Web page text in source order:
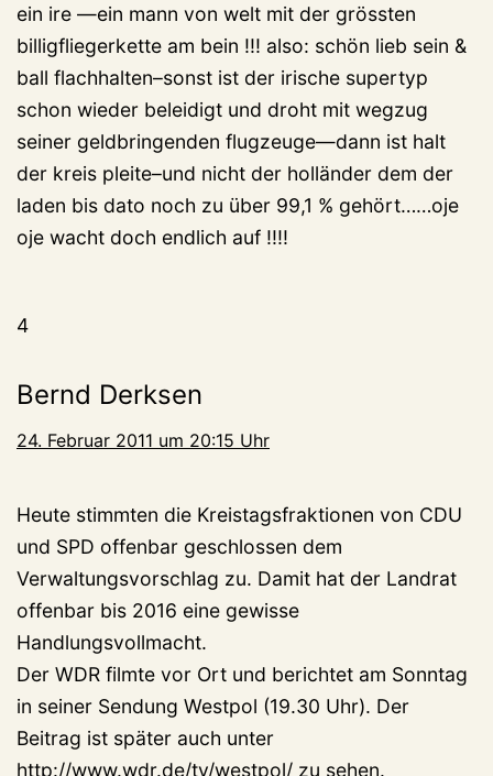
ein ire —ein mann von welt mit der grössten
billigfliegerkette am bein !!! also: schön lieb sein &
ball flachhalten–sonst ist der irische supertyp
schon wieder beleidigt und droht mit wegzug
seiner geldbringenden flugzeuge—dann ist halt
der kreis pleite–und nicht der holländer dem der
laden bis dato noch zu über 99,1 % gehört……oje
oje wacht doch endlich auf !!!!
4
Bernd Derksen
24. Februar 2011 um 20:15 Uhr
Heute stimmten die Kreistagsfraktionen von CDU
und SPD offenbar geschlossen dem
Verwaltungsvorschlag zu. Damit hat der Landrat
offenbar bis 2016 eine gewisse
Handlungsvollmacht.
Der WDR filmte vor Ort und berichtet am Sonntag
in seiner Sendung Westpol (19.30 Uhr). Der
Beitrag ist später auch unter
http://www.wdr.de/tv/westpol/ zu sehen.